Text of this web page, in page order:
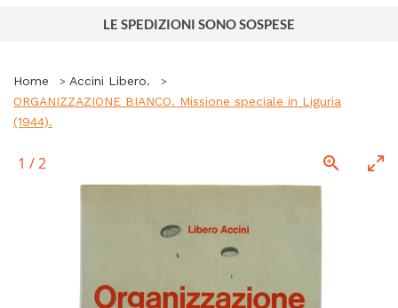
LE SPEDIZIONI SONO SOSPESE
Home
Accini Libero.
ORGANIZZAZIONE BIANCO. Missione speciale in Liguria
(1944).
1 /2